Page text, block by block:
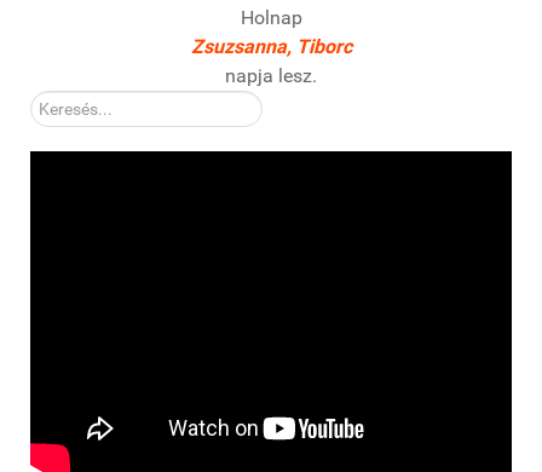
Holnap
Zsuzsanna, Tiborc
napja lesz.
Kereső: